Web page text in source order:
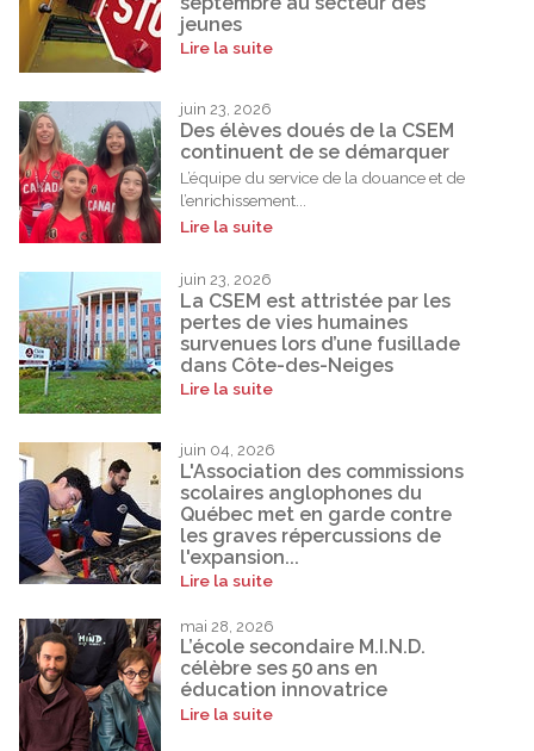
jeunes
Lire la suite
juin 23, 2026
Des élèves doués de la CSEM
continuent de se démarquer
L’équipe du service de la douance et de
l’enrichissement...
Lire la suite
juin 23, 2026
La CSEM est attristée par les
pertes de vies humaines
survenues lors d’une fusillade
dans Côte-des-Neiges
Lire la suite
juin 04, 2026
L'Association des commissions
scolaires anglophones du
Québec met en garde contre
les graves répercussions de
l'expansion...
Lire la suite
mai 28, 2026
L’école secondaire M.I.N.D.
célèbre ses 50 ans en
éducation innovatrice
Lire la suite